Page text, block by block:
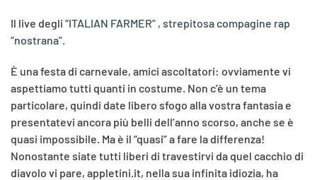
Il live degli “ITALIAN FARMER” , strepitosa compagine rap
“nostrana”.
È una festa di carnevale, amici ascoltatori: ovviamente vi
aspettiamo tutti quanti in costume. Non c’è un tema
particolare, quindi date libero sfogo alla vostra fantasia e
presentatevi ancora più belli dell’anno scorso, anche se è
quasi impossibile. Ma è il “quasi” a fare la differenza!
Nonostante siate tutti liberi di travestirvi da quel cacchio di
diavolo vi pare, appletini.it, nella sua infinita idiozia, ha